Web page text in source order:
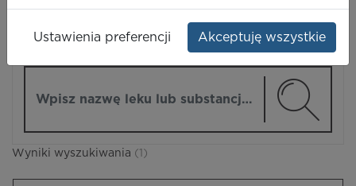
Wyniki wyszukiwania (1)
Ustawienia preferencji Akceptuję wszystkie